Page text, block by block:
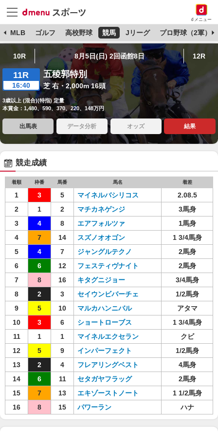
dメニュー
MLB ゴルフ 高校野球 競馬 Jリーグ プロ野球（2軍）
10R 8月5日(日) 2回函館8日 12R
11R
16:40
五稜郭特別
芝 右・2,000m 16頭
3歳以上 (混合)(特指) 定量
本賞金：1,480、590、370、220、148万円
出馬表 データ分析 オッズ 結果
競走成績
着順 枠番 馬番 馬名 着差
1 3 5 マイネルバシリコス
2.08.5
2
1 2 マチカネゲンジ
3馬身
3
4 8 エアフォルツァ
1馬身
4
7 14 スズノオオゴン
1 3/4馬身
5
4 7 ジャングルテクノ
2馬身
6
6 12 フェスティヴナイト
2馬身
7
8 16 キタグニジョー
3/4馬身
8
2 3 セイウンビバーチェ
1/2馬身
9
5 10 マルカハンニバル
アタマ
10
3 6 ショートローブス
1 3/4馬身
11
1 1 マイネルエクセラン
クビ
12
5 9 インパーフェクト
1/2馬身
13
2 4 フレアリングベスト
4馬身
14
6 11 セタガヤフラッグ
2馬身
15
7 13 エキゾーストノート
1 1/2馬身
16
8 15 パワーラン ハナ